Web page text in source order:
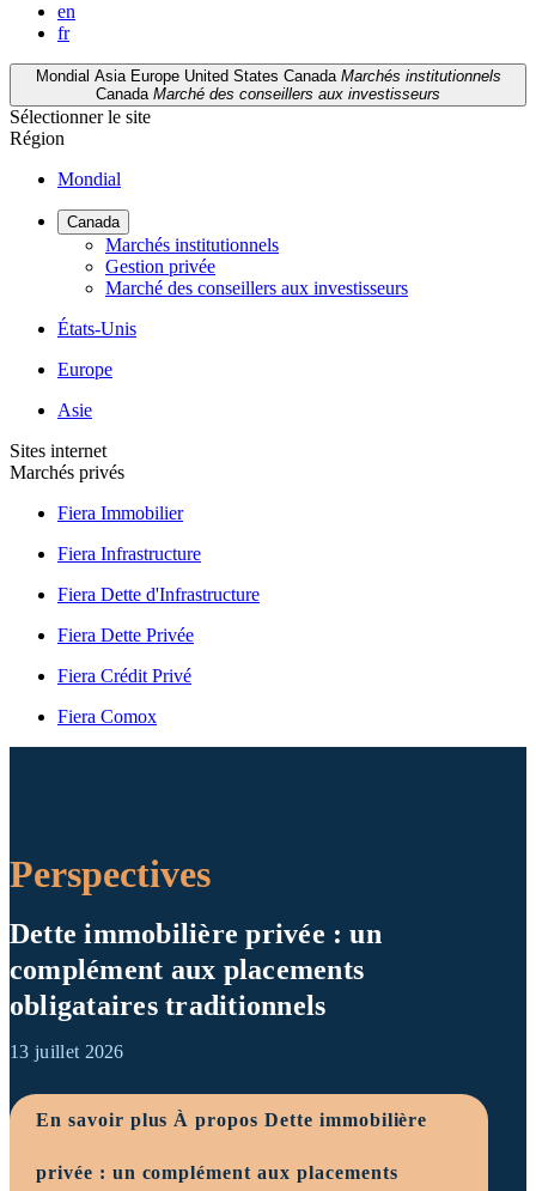
en
fr
Mondial Asia Europe United States Canada Marchés institutionnels
Canada Marché des conseillers aux investisseurs
Sélectionner le site
Région
Mondial
Canada
Marchés institutionnels
Gestion privée
Marché des conseillers aux investisseurs
États-Unis
Europe
Asie
Sites internet
Marchés privés
Fiera Immobilier
Fiera Infrastructure
Fiera Dette d'Infrastructure
Fiera Dette Privée
Fiera Crédit Privé
Fiera Comox
Perspectives
Dette immobilière privée : un
complément aux placements
obligataires traditionnels
13 juillet 2026
En savoir plus À propos Dette immobilière
privée : un complément aux placements